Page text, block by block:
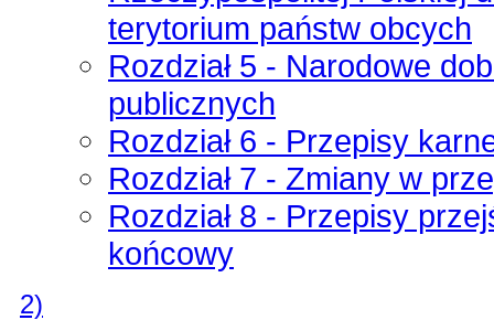
terytorium państw obcych
Rozdział 5 - Narodowe
publicznych
Rozdział 6 - Przepisy
Rozdział 7 - Zmiany w
Rozdział 8 - Przepisy
końcowy
2)